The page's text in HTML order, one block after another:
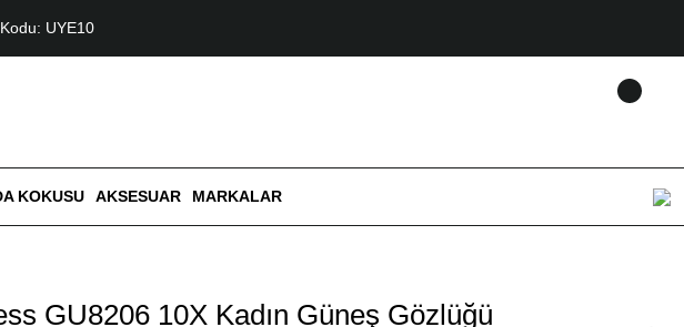
UYE10
KOKUSU AKSESUAR MARKALAR
GU8206 10X Kadın Güneş Gözlüğü